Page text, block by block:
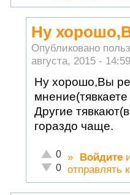
Ну
Опубликовано
августа, 2015 - 14:59
Ну хорошо,Вы
Другие
гораздо чаще.
Отлично!
0
Неадекватно!
0
» Войдите
отправлять